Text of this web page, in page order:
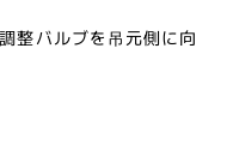
整バルブを吊元側に向